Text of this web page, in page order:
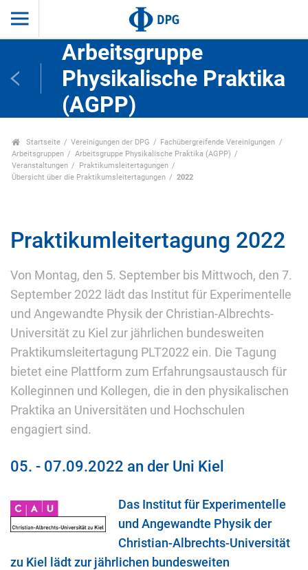
Arbeitsgruppe
Physikalische Praktika
(AGPP)
Startseite Vereinigungen der DPG
Fachübergreifende Vereinigungen
Arbeitsgruppen
Arbeitsgruppe Physikalische Praktika (AGPP)
Veranstaltungen
Praktikumsleitertagungen
Übersicht über die Praktikumsleitertagungen
2022
Praktikumleitertagung 2022
Von Montag, den 5. September bis Mittwoch, den 7.
September 2022 lädt das Institut für Experimentelle
und Angewandte Physik der Christian-Albrechts-
Universität zu Kiel zur jährlichen bundesweiten
Praktikumsleitertagung PLT2022 ein. Die Tagung
bietet eine Plattform zum Erfahrungsaustausch für
Kolleginnen und Kollegen, die in den physikalischen
Praktika an Universitäten und Hochschulen
engagiert sind.
05. - 07.09.2022 an der Uni Kiel
Das Institut für Experimentelle
und Angewandte Physik der
Christian-Albrechts-Universität
zu Kiel lädt zur jährlichen bundesweiten